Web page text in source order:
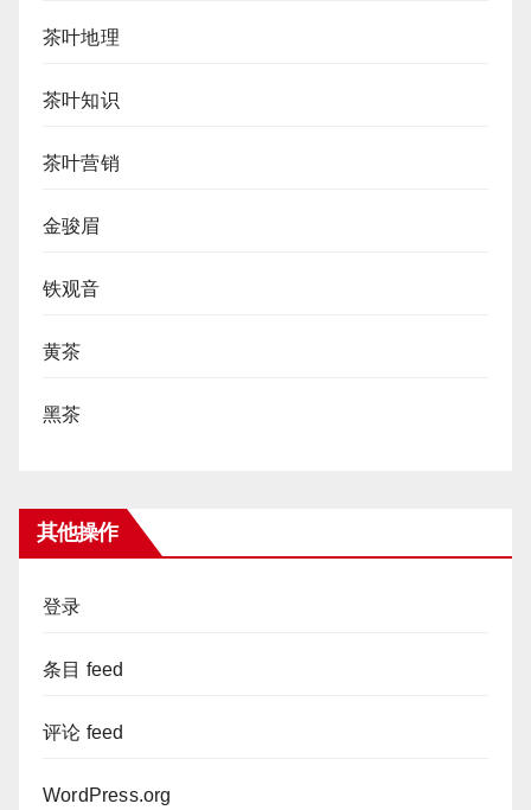
茶叶地理
茶叶知识
茶叶营销
金骏眉
铁观音
黄茶
黑茶
其他操作
登录
条目 feed
评论 feed
WordPress.org